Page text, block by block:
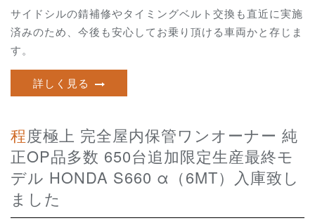
サイドシルの錆補修やタイミングベルト交換も直近に実施
済みのため、今後も安心してお乗り頂ける車両かと存じま
す。
詳しく見る
程度極上 完全屋内保管ワンオーナー 純
正OP品多数 650台追加限定生産最終モ
デル HONDA S660 α（6MT）入庫致し
ました